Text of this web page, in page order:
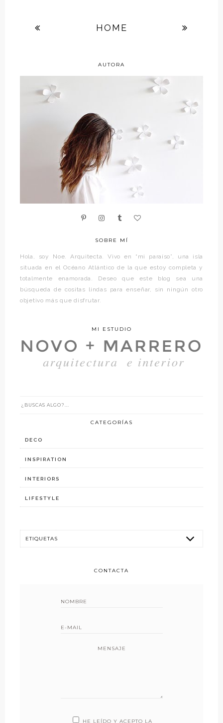
HOME
AUTORA
SOBRE MÍ
Hola, soy Noe. Arquitecta. Vivo en “mi paraíso”, una isla
situada en el Océano Atlántico de la que estoy completa y
totalmente enamorada. Deseo que este blog sea una
búsqueda de cositas lindas para enseñar, sin ningún otro
objetivo más que disfrutar.
MI ESTUDIO
CATEGORÍAS
DECO
INSPIRATION
INTERIORS
LIFESTYLE
CONTACTA
MENSAJE
HE LEÍDO Y ACEPTO LA